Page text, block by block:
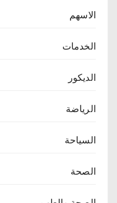
الاسهم
الخدمات
الديكور
الرياضة
السياحة
الصحة